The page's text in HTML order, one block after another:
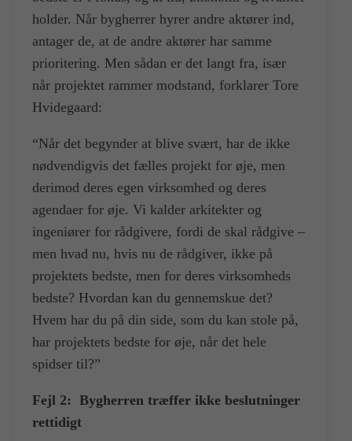
holder. Når bygherrer hyrer andre aktører ind,
antager de, at de andre aktører har samme
prioritering. Men sådan er det langt fra, især
når projektet rammer modstand, forklarer Tore
Hvidegaard:
“Når det begynder at blive svært, har de ikke
nødvendigvis det fælles projekt for øje, men
derimod deres egen virksomhed og deres
agendaer for øje. Vi kalder arkitekter og
ingeniører for rådgivere, fordi de skal rådgive –
men hvad nu, hvis nu de rådgiver, ikke på
projektets bedste, men for deres virksomheds
bedste? Hvordan kan du gennemskue det?
Hvem har du på din side, som du kan stole på,
har projektets bedste for øje, når det hele
spidser til?”
Fejl 2: Bygherren træffer ikke beslutninger
rettidigt